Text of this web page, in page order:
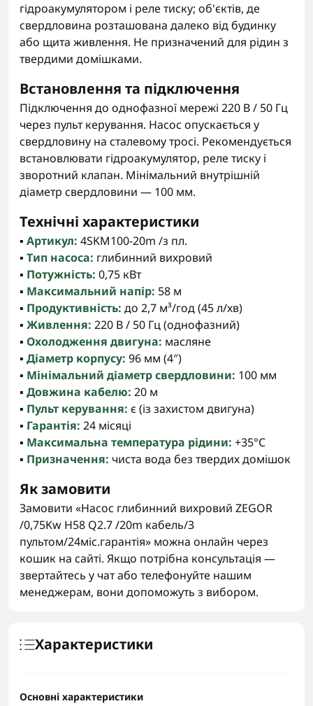
гідроакумулятором і реле тиску; об'єктів, де
свердловина розташована далеко від будинку
або щита живлення. Не призначений для рідин з
твердими домішками.
Встановлення та підключення
Підключення до однофазної мережі 220 В / 50 Гц
через пульт керування. Насос опускається у
свердловину на сталевому тросі. Рекомендується
встановлювати гідроакумулятор, реле тиску і
зворотний клапан. Мінімальний внутрішній
діаметр свердловини — 100 мм.
Технічні характеристики
▪️ Артикул: 4SKM100-20m /з пл.
▪️ Тип насоса: глибинний вихровий
▪️ Потужність: 0,75 кВт
▪️ Максимальний напір: 58 м
▪️ Продуктивність: до 2,7 м³/год (45 л/хв)
▪️ Живлення: 220 В / 50 Гц (однофазний)
▪️ Охолодження двигуна: масляне
▪️ Діаметр корпусу: 96 мм (4″)
▪️ Мінімальний діаметр свердловини: 100 мм
▪️ Довжина кабелю: 20 м
▪️ Пульт керування: є (із захистом двигуна)
▪️ Гарантія: 24 місяці
▪️ Максимальна температура рідини: +35°C
▪️ Призначення: чиста вода без твердих домішок
Як замовити
Замовити «Насос глибинний вихровий ZEGOR
/0,75Kw H58 Q2.7 /20m кабель/З
пультом/24міс.гарантія» можна онлайн через
кошик на сайті. Якщо потрібна консультація —
звертайтесь у чат або телефонуйте нашим
менеджерам, вони допоможуть з вибором.
Характеристики
Основні характеристики